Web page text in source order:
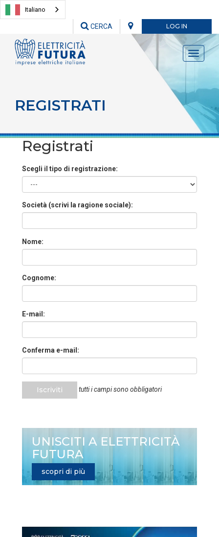
Italiano
LOG IN
CERCA
Toggle
REGISTRATI
Registrati
Scegli il tipo di registrazione:
Società (scrivi la ragione sociale):
Nome:
Cognome:
E-mail:
Conferma e-mail:
Iscriviti tutti i campi sono obbligatori
UNISCITI A ELETTRICITÀ
FUTURA
scopri di più